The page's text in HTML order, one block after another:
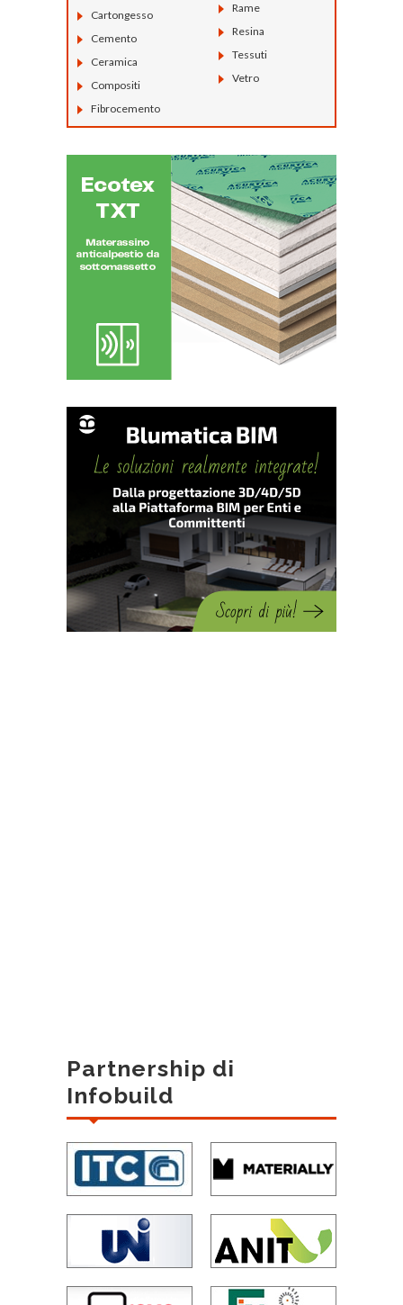
Cartongesso
Cemento
Ceramica
Compositi
Fibrocemento
Rame
Resina
Tessuti
Vetro
Partnership di
Infobuild